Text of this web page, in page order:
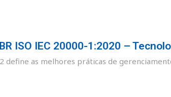
ISO IEC 20000-1:2020 –
define as melhores práticas de